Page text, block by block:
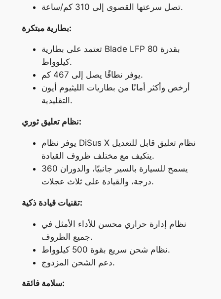
تصل سرعتها القصوى إلى 310 كم/ساعة.
بطارية مبتكرة:
تعتمد على بطارية Blade LFP بقدرة 80
كيلوواط.
يوفر نطاقًا يصل إلى 467 كم.
أرخص وأكثر أمانًا من بطاريات الليثيوم أيون
التقليدية.
نظام تعليق ثوري:
يوفر نظام DiSus X نظام تعليق قابل للتعديل
يتكيف مع مختلف ظروف القيادة.
يسمح للسيارة بالسير جانبيًا، والدوران 360
درجة، والقيادة على ثلاث عجلات.
تقنيات قيادة ذكية:
نظام إدارة حراري محسن للأداء الأمثل في
جميع الظروف.
نظام شحن سريع بقوة 500 كيلوواط.
دعم الشحن المزدوج.
سلامة فائقة: